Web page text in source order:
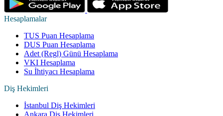
Hesaplamalar
TUS Puan Hesaplama
DUS Puan Hesaplama
Adet (Regl) Günü Hesaplama
VKI Hesaplama
Su İhtiyacı Hesaplama
Diş Hekimleri
İstanbul Diş Hekimleri
Ankara Diş Hekimleri